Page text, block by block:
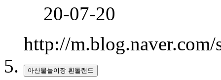
20-07-20
http://
아산물놀이장 흰돌랜드